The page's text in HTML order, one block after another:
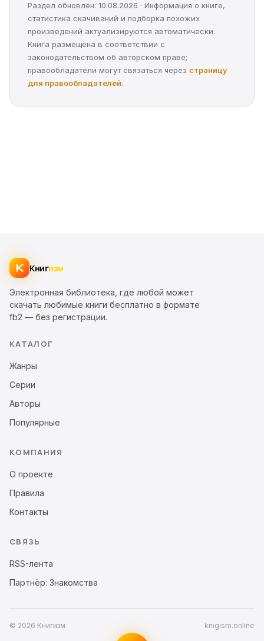
Раздел обновлён: 10.08.2026 · Информация о книге,
статистика скачиваний и подборка похожих
произведений актуализируются автоматически.
Книга размещена в соответствии с
законодательством об авторском праве;
правообладатели могут связаться через страницу
для правообладателей.
Книгизм
Электронная библиотека, где любой может
скачать любимые книги бесплатно в формате
fb2 — без регистрации.
КАТАЛОГ
Жанры
Серии
Авторы
Популярные
КОМПАНИЯ
О проекте
Правила
Контакты
СВЯЗЬ
RSS-лента
Партнёр: Знакомства
© 2026 Книгизм knigism.online